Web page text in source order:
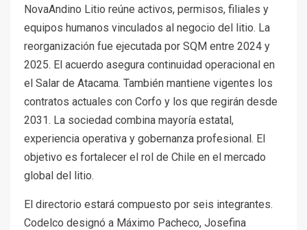
NovaAndino Litio reúne activos, permisos, filiales y
equipos humanos vinculados al negocio del litio. La
reorganización fue ejecutada por SQM entre 2024 y
2025. El acuerdo asegura continuidad operacional en
el Salar de Atacama. También mantiene vigentes los
contratos actuales con Corfo y los que regirán desde
2031. La sociedad combina mayoría estatal,
experiencia operativa y gobernanza profesional. El
objetivo es fortalecer el rol de Chile en el mercado
global del litio.
El directorio estará compuesto por seis integrantes.
Codelco designó a Máximo Pacheco, Josefina